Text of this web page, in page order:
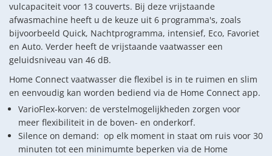
vulcapaciteit voor 13 couverts. Bij deze vrijstaande
afwasmachine heeft u de keuze uit 6 programma's, zoals
bijvoorbeeld Quick, Nachtprogramma, intensief, Eco, Favoriet
en Auto. Verder heeft de vrijstaande vaatwasser een
geluidsniveau van 46 dB.
Home Connect vaatwasser die flexibel is in te ruimen en slim
en eenvoudig kan worden bediend via de Home Connect app.
VarioFlex-korven: de verstelmogelijkheden zorgen voor
meer flexibiliteit in de boven- en onderkorf.
Silence on demand: op elk moment in staat om ruis voor 30
minuten tot een minimumte beperken via de Home